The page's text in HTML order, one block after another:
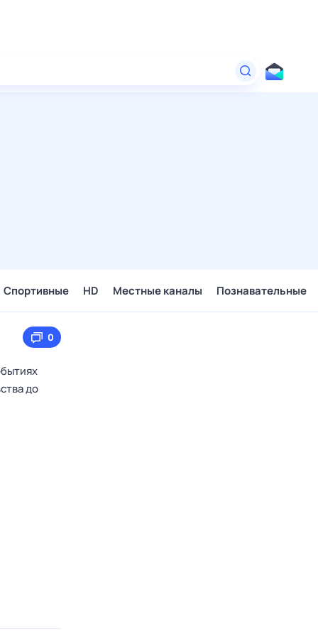
Спортивные HD Местные каналы Познавательные
0
до